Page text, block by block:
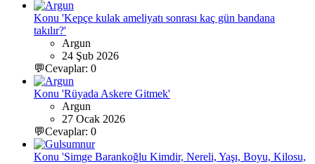
Konu 'Kepçe kulak ameliyatı sonrası kaç gün bandana
takılır?'
Argun
24 Şub 2026
💬Cevaplar: 0
Konu 'Rüyada Askere Gitmek'
Argun
27 Ocak 2026
💬Cevaplar: 0
Konu 'Simge Barankoğlu Kimdir, Nereli, Yaşı, Boyu, Kilosu,